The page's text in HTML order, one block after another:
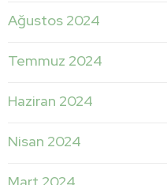
Ağustos 2024
Temmuz 2024
Haziran 2024
Nisan 2024